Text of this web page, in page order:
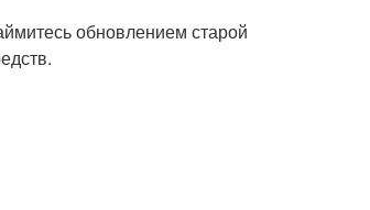
обновлением старой